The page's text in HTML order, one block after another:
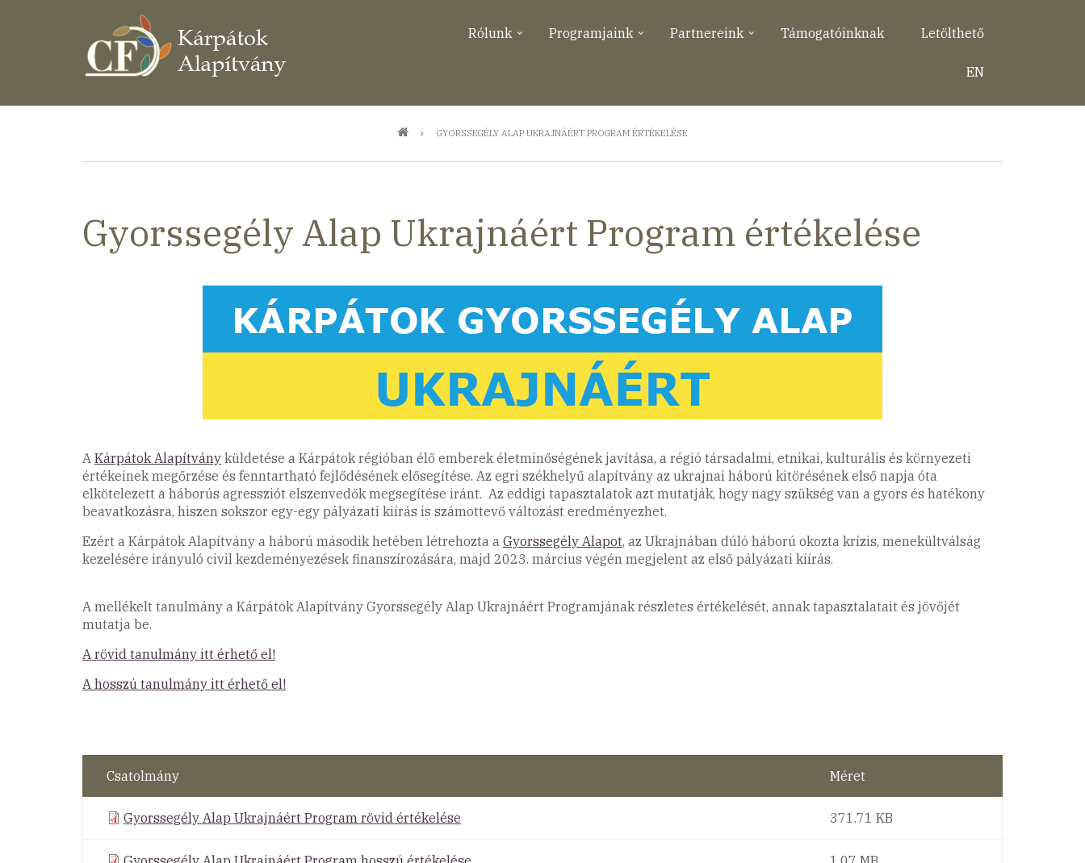
Rólunk Programjaink Partnereink Támogatóinknak Letölthető
EN
GYORSSEGÉLY ALAP UKRAJNÁÉRT PROGRAM ÉRTÉKELÉSE
Gyorssegély Alap Ukrajnáért Program értékelése
A Kárpátok Alapítvány küldetése a Kárpátok régióban élő emberek életminőségének javítása, a régió társadalmi, etnikai, kulturális és környezeti
értékeinek megőrzése és fenntartható fejlődésének elősegítése. Az egri székhelyű alapítvány az ukrajnai háború kitörésének első napja óta
elkötelezett a háborús agressziót elszenvedők megsegítése iránt. Az eddigi tapasztalatok azt mutatják, hogy nagy szükség van a gyors és hatékony
beavatkozásra, hiszen sokszor egy-egy pályázati kiírás is számottevő változást eredményezhet.
Ezért a Kárpátok Alapítvány a háború második hetében létrehozta a Gyorssegély Alapot, az Ukrajnában dúló háború okozta krízis, menekültválság
kezelésére irányuló civil kezdeményezések finanszírozására, majd 2023. március végén megjelent az első pályázati kiírás.
A mellékelt tanulmány a Kárpátok Alapítvány Gyorssegély Alap Ukrajnáért Programjának részletes értékelését, annak tapasztalatait és jövőjét
mutatja be.
A rövid tanulmány itt érhető el!
A hosszú tanulmány itt érhető el!
Csatolmány Méret
Gyorssegély Alap Ukrajnáért Program rövid értékelése 371.71 KB